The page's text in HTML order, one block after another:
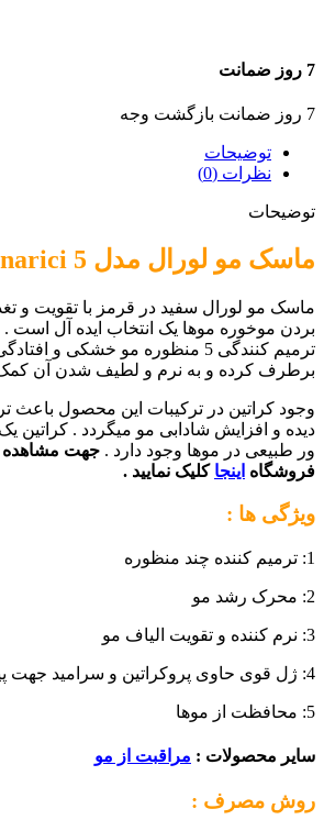
7 روز ضمانت
7 روز ضمانت بازگشت وجه
توضیحات
نظرات (0)
توضیحات
ماسک مو لورال مدل komple onarici 5
ماسک مو لورال سفید در قرمز با تقویت و
بردن موخوره موها یک انتخاب ایده آل است
ترمیم کنندگی 5 منظوره مو خشکی و
برطرف کرده و به نرم و لطیف شدن آن
وجود کراتین در ترکیبات این محصول باعث
دیده و افزایش شادابی مو میگردد . کراتین
ور طبیعی در موها وجود دارد . جهت مشاهده
فروشگاه اینجا کلیک نمایید .
ویژگی ها :
1: ترمیم کننده چند منظوره
2: محرک رشد مو
3: نرم کننده و تقویت الیاف مو
4: ژل قوی حاوی پروکراتین و سرامید جهت پیوند به الیاف مو
5: محافظت از موها
سایر محصولات : مراقبت از مو
روش مصرف :